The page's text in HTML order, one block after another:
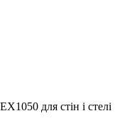
для стін і стелі